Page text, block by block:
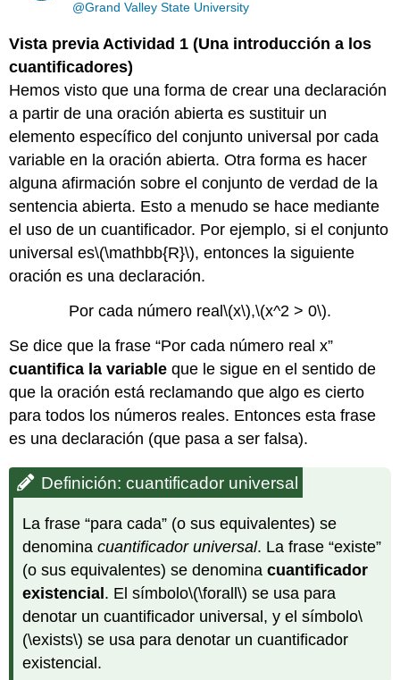
@Grand Valley State University
Vista previa Actividad 1 (Una introducción a los
cuantificadores)
Hemos visto que una forma de crear una declaración
a partir de una oración abierta es sustituir un
elemento específico del conjunto universal por cada
variable en la oración abierta. Otra forma es hacer
alguna afirmación sobre el conjunto de verdad de la
sentencia abierta. Esto a menudo se hace mediante
el uso de un cuantificador. Por ejemplo, si el conjunto
universal es\(\mathbb{R}\), entonces la siguiente
oración es una declaración.
Por cada número real\(x\),\(x^2 > 0\).
Se dice que la frase “Por cada número real x”
cuantifica la variable que le sigue en el sentido de
que la oración está reclamando que algo es cierto
para todos los números reales. Entonces esta frase
es una declaración (que pasa a ser falsa).
Definición: cuantificador universal
La frase “para cada” (o sus equivalentes) se
denominacuantificador universal. La frase “existe”
(o sus equivalentes) se denominacuantificador
existencial. El símbolo\(\forall\) se usa para
denotar un cuantificador universal, y el símbolo\
(\exists\) se usa para denotar un cuantificador
existencial.